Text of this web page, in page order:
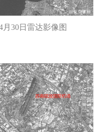
月30日雷达影像图